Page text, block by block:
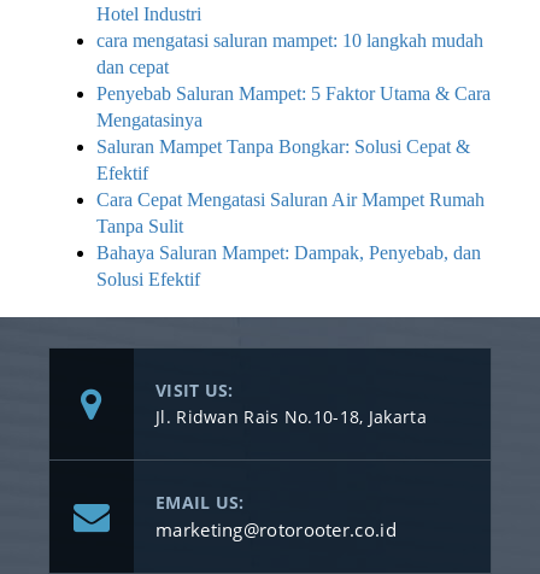
Hotel Industri
cara mengatasi saluran mampet: 10 langkah mudah
dan cepat
Penyebab Saluran Mampet: 5 Faktor Utama & Cara
Mengatasinya
Saluran Mampet Tanpa Bongkar: Solusi Cepat &
Efektif
Cara Cepat Mengatasi Saluran Air Mampet Rumah
Tanpa Sulit
Bahaya Saluran Mampet: Dampak, Penyebab, dan
Solusi Efektif
VISIT US:
Jl. Ridwan Rais No.10-18, Jakarta
EMAIL US:
marketing@rotorooter.co.id